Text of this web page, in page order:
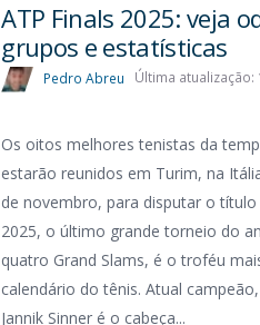
ATP Finals 2025: veja
grupos e estatísticas
Pedro Abreu Última atualização:
Os oitos melhores tenistas da
estarão reunidos em Turim, na
de novembro, para disputar o título
2025, o último grande torneio do
quatro Grand Slams, é o troféu
calendário do tênis. Atual
Jannik Sinner é o cabeça...